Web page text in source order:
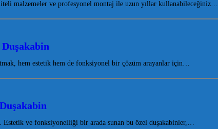
malzemeler ve profesyonel montaj ile uzun yıllar kullanabileceğiniz…
hem estetik hem de fonksiyonel bir çözüm arayanlar için…
ve fonksiyonelliği bir arada sunan bu özel duşakabinler,…